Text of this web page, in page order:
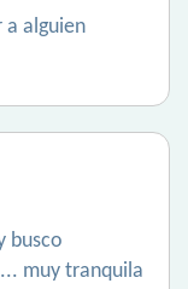
a alguien
busco
muy tranquila